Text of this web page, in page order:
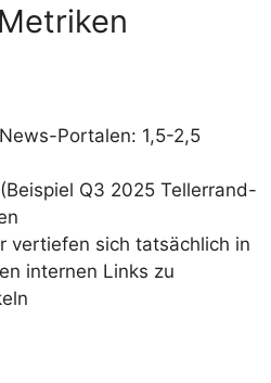
Portalen: 1,5-2,5
Q3 2025 Tellerrand-
vertiefen sich tatsächlich in
internen Links zu